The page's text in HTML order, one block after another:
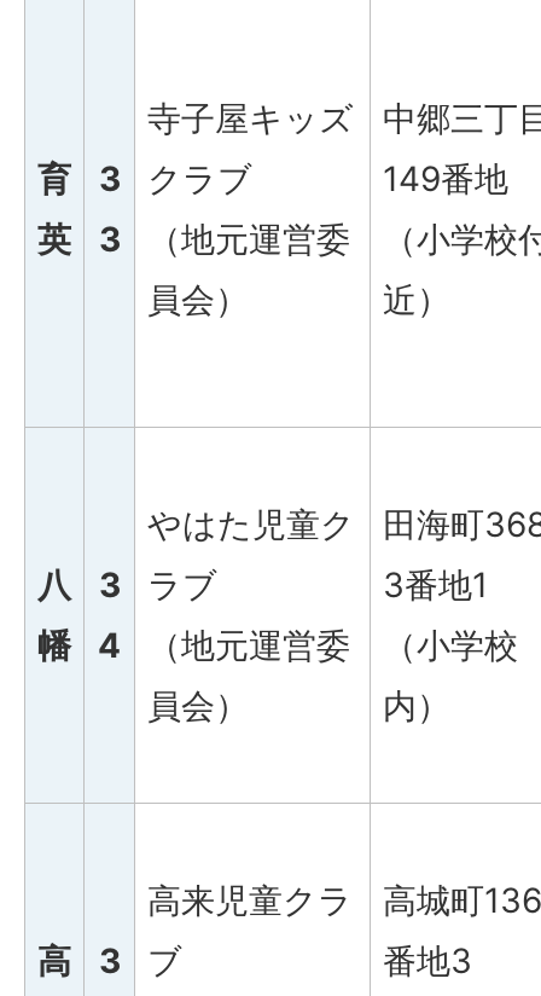
育
英
3
3
寺子屋キッズ
クラブ
（地元運営委
員会）
中郷三丁
149番地
（小学校
近）
八
幡
3
4
やはた児童ク
ラブ
（地元運営委
員会）
田海町
3番地1
（小学校
内）
高 3
高来児童クラ
ブ
高城町
番地3